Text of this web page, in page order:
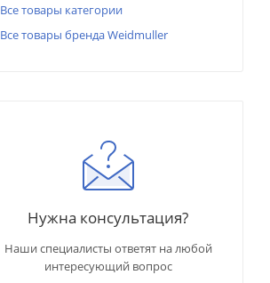
Все товары категории
Все товары бренда Weidmuller
Нужна консультация?
Наши специалисты ответят на любой
интересующий вопрос